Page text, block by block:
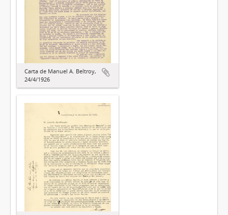
Carta de Manuel A. Beltroy,
24/4/1926